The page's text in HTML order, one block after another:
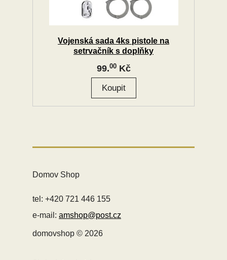
Vojenská sada 4ks pistole na
setrvačník s doplňky
99.00Kč
Domov Shop
tel: +420 721 446 155
e-mail: amshop@post.cz
domovshop © 2026